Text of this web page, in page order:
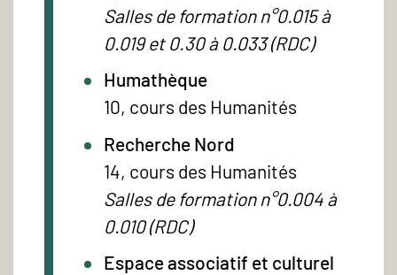
Salles de formation n°0.015 à
0.019 et 0.30 à 0.033 (RDC)
Humathèque
10, cours des Humanités
Recherche Nord
14, cours des Humanités
Salles de formation n°0.004 à
0.010 (RDC)
Espace associatif et culturel